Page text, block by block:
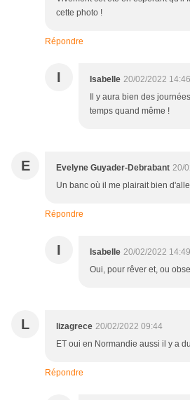
cette photo !
Répondre
I Isabelle 20/02/2022 14:46
Il y aura bien des
temps quand même !
E Evelyne Guyader-Debrabant 20/
Un banc où il me plairait bien
Répondre
I Isabelle 20/02/2022 14:49
Oui, pour rêver et, ou
L lizagrece 20/02/2022 09:44
ET oui en Normandie aussi il y a
Répondre